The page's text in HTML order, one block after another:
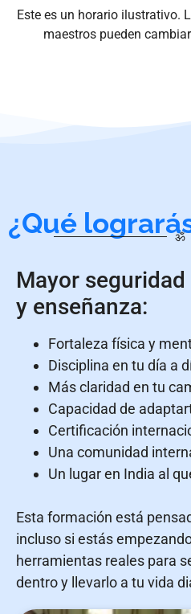
Este es un horario ilustrativo.
maestros pueden
¿Qué ॐ
Mayor
y enseñanza:
Fortaleza física y
Disciplina en tu día a
Más claridad en tu
Capacidad de
Certificación
Una comunidad
Un lugar en India al
Esta formación está
incluso si estás
herramientas reales para
dentro y llevarlo a tu vida